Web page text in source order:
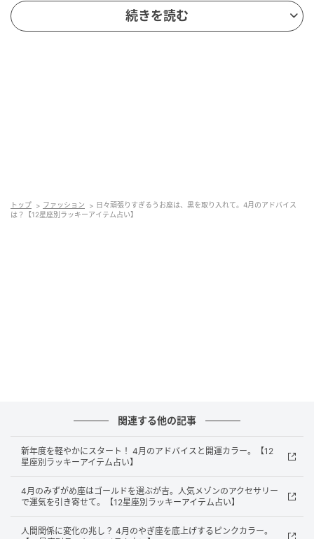
すが、自分のやるべきことに集中することが一番の近
道です。感情に流されすぎず「今日やること」を淡々
続きを読む
トップ ファッション
日々頑張りすぎるうお座は、黒を取り入れて。4月のアドバイス
は？【12星座別ラッキーアイテム占い】
関連する他の記事
新年度を軽やかにスタート！ 4月のアドバイスと開運カラー。【12
星座別ラッキーアイテム占い】
4月のみずがめ座はゴールドを選ぶが吉。人気メゾンのアクセサリー
で運気を引き寄せて。【12星座別ラッキーアイテム占い】
人間関係に変化の兆し？ 4月のやぎ座を底上げするピンクカラー。